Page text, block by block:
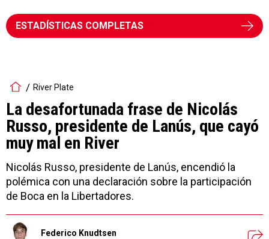
ESTADÍSTICAS COMPLETAS
River Plate
La desafortunada frase de Nicolás
Russo, presidente de Lanús, que cayó
muy mal en River
Nicolás Russo, presidente de Lanús, encendió la
polémica con una declaración sobre la participación
de Boca en la Libertadores.
Federico Knudtsen